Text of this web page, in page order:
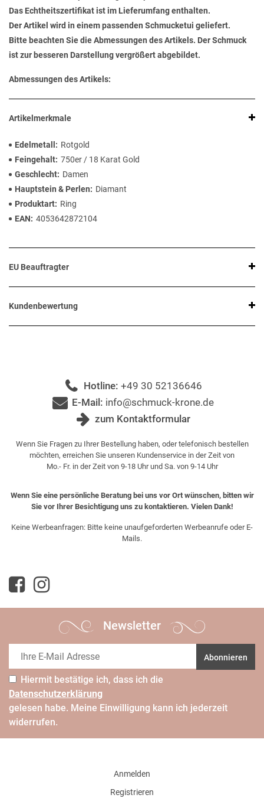
Das Echtheitszertifikat ist im Lieferumfang enthalten.
Der Artikel wird in einem passenden Schmucketui geliefert.
Bitte beachten Sie die Abmessungen des Artikels. Der Schmuck
ist zur besseren Darstellung vergrößert abgebildet.
Abmessungen des Artikels:
Artikelmerkmale
Edelmetall
Rotgold
Feingehalt 750er / 18 Karat Gold
Geschlecht
Damen
Hauptstein & Perlen
Diamant
Produktart
Ring
EAN
4053642872104
EU Beauftragter
Kundenbewertung
Hotline: +49 30 52136646
E-Mail: info@schmuck-krone.de
zum Kontaktformular
Wenn Sie Fragen zu Ihrer Bestellung haben, oder telefonisch bestellen
möchten, erreichen Sie unseren Kundenservice in der Zeit von
Mo.- Fr. in der Zeit von 9-18 Uhr und Sa. von 9-14 Uhr
Wenn Sie eine persönliche Beratung bei uns vor Ort wünschen, bitten wir
Sie vor Ihrer Besichtigung uns zu kontaktieren. Vielen Dank!
Keine Werbeanfragen: Bitte keine unaufgeforderten Werbeanrufe oder E-
Mails.
Newsletter
Abonnieren
Hiermit bestätige ich, dass ich die
Daten­schutz­erklärung
gelesen habe. Meine Einwilligung kann ich jederzeit
widerrufen.
Anmelden
Registrieren